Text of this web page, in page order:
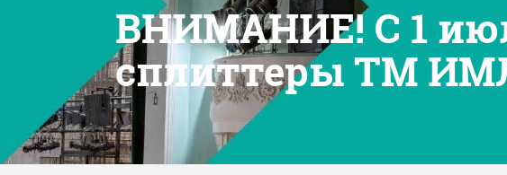
ВНИМАНИЕ! С 1
сплиттеры ТМ